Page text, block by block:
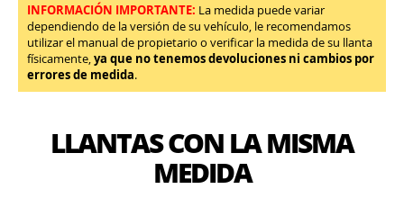
INFORMACIÓN IMPORTANTE: La medida puede variar
dependiendo de la versión de su vehículo, le recomendamos
utilizar el manual de propietario o verificar la medida de su llanta
físicamente,ya que no tenemos devoluciones ni cambios por
errores de medida.
LLANTAS CON LA MISMA
MEDIDA